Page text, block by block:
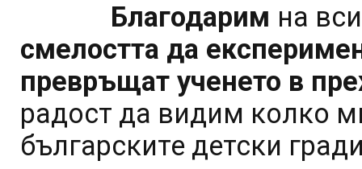
Благодарим на
смелостта да
превръщат ученето в
радост да видим колко
българските детски